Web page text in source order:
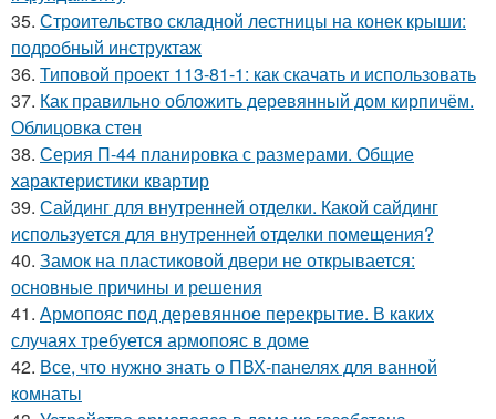
35. Строительство складной лестницы на конек крыши:
подробный инструктаж
36. Типовой проект 113-81-1: как скачать и использовать
37. Как правильно обложить деревянный дом кирпичём.
Облицовка стен
38. Серия П-44 планировка с размерами. Общие
характеристики квартир
39. Сайдинг для внутренней отделки. Какой сайдинг
используется для внутренней отделки помещения?
40. Замок на пластиковой двери не открывается:
основные причины и решения
41. Армопояс под деревянное перекрытие. В каких
случаях требуется армопояс в доме
42. Все, что нужно знать о ПВХ-панелях для ванной
комнаты